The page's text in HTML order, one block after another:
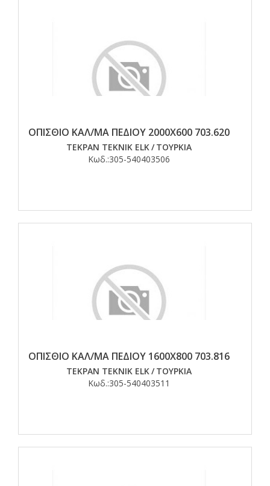
ΟΠΙΣΘΙΟ ΚΑΛ/ΜΑ ΠΕΔΙΟΥ 2000Χ600 703.620
TEKPAN TEKNIK ELK/ ΤΟΥΡΚΙΑ
Κωδ.:305-540403506
ΟΠΙΣΘΙΟ ΚΑΛ/ΜΑ ΠΕΔΙΟΥ 1600Χ800 703.816
TEKPAN TEKNIK ELK/ ΤΟΥΡΚΙΑ
Κωδ.:305-540403511